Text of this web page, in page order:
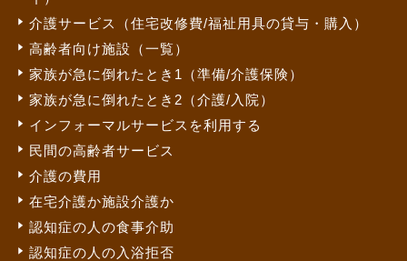
介護サービス（住宅改修費/福祉用具の貸与・購入）
高齢者向け施設（一覧）
家族が急に倒れたとき1（準備/介護保険）
家族が急に倒れたとき2（介護/入院）
インフォーマルサービスを利用する
民間の高齢者サービス
介護の費用
在宅介護か施設介護か
認知症の人の食事介助
認知症の人の入浴拒否